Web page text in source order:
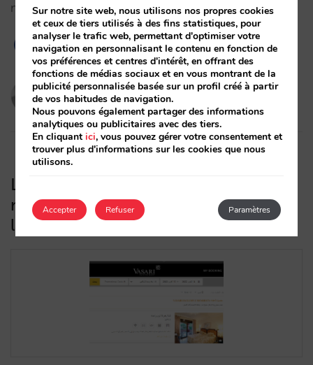
marketing activity.…
Pau Siquier
26/10/2022
Le moteur de réservations de Mirai
maintenant disponible en 5 nouvelles
langues
Sur notre site web, nous utilisons nos propres cookies
et ceux de tiers utilisés à des fins statistiques, pour
analyser le trafic web, permettant d'optimiser votre
navigation en personnalisant le contenu en fonction de
vos préférences et centres d'intérêt, en offrant des
fonctions de médias sociaux et en vous montrant de la
publicité personnalisée basée sur un profil créé à partir
de vos habitudes de navigation.
Nous pouvons également partager des informations
analytiques ou publicitaires avec des tiers.
En cliquantici, vous pouvez gérer votre consentement et
trouver plus d'informations sur les cookies que nous
utilisons.
Accepter Paramètres
Refuser